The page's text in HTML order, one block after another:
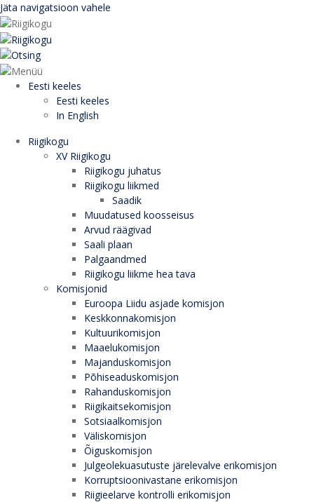
Jäta navigatsioon vahele
Eesti keeles
Eesti keeles
In English
Riigikogu
XV Riigikogu
Riigikogu juhatus
Riigikogu liikmed
Saadik
Muudatused koosseisus
Arvud räägivad
Saali plaan
Palgaandmed
Riigikogu liikme hea tava
Komisjonid
Euroopa Liidu asjade komisjon
Keskkonnakomisjon
Kultuurikomisjon
Maaelukomisjon
Majanduskomisjon
Põhiseaduskomisjon
Rahanduskomisjon
Riigikaitsekomisjon
Sotsiaalkomisjon
Väliskomisjon
Õiguskomisjon
Julgeolekuasutuste järelevalve erikomisjon
Korruptsioonivastane erikomisjon
Riigieelarve kontrolli erikomisjon